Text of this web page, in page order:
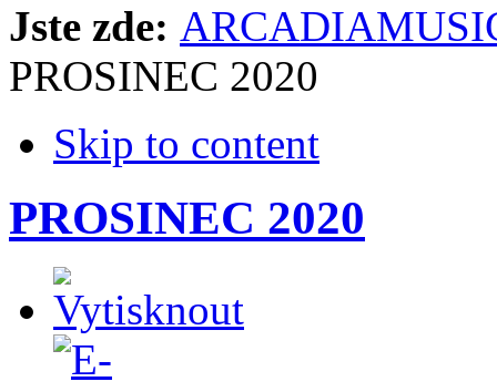
Jste zde:
PROSINEC 2020
Skip to content
PROSINEC 2020